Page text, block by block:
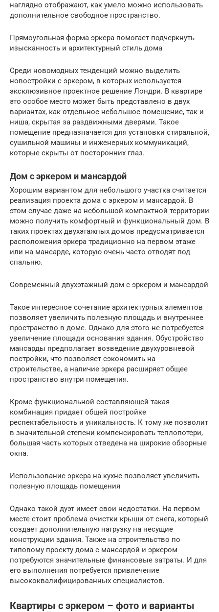
наглядно отображают, как умело можно использовать
дополнительное свободное пространство.
Прямоугольная форма эркера помогает подчеркнуть
изысканность и архитектурный стиль дома
Среди новомодных тенденций можно выделить
новостройки с эркером, в которых используется
эксклюзивное проектное решение Лондри. В квартире
это особое место может быть представлено в двух
вариантах, как отдельное небольшое помещение, так и
ниша, скрытая за раздвижными дверями. Такое
помещение предназначается для установки стиральной,
сушильной машины и инженерных коммуникаций,
которые скрыты от посторонних глаз.
Дом с эркером и мансардой
Хорошим вариантом для небольшого участка считается
реализация проекта дома с эркером и мансардой. В
этом случае даже на небольшой компактной территории
можно получить комфортный и функциональный дом. В
таких проектах двухэтажных домов предусматривается
расположения эркера традиционно на первом этаже
или на мансарде, которую очень часто отводят под
спальню.
Современный двухэтажный дом с эркером и мансардой
Такое интересное сочетание архитектурных элементов
позволяет увеличить полезную площадь и внутреннее
пространство в доме. Однако для этого не потребуется
увеличение площади основания здания. Обустройство
мансарды предполагает возведение двухуровневой
постройки, что позволяет сэкономить на
строительстве, а наличие эркера расширяет общее
пространство внутри помещения.
Кроме функциональной составляющей такая
комбинация придает общей постройке
респектабельность и уникальность. К тому же позволит
в значительной степени компенсировать теплопотери,
большая часть которых отведена на широкие обзорные
окна.
Использование эркера на кухне позволяет увеличить
полезную площадь помещения
Однако такой дуэт имеет свои недостатки. На первом
месте стоит проблема очистки крыши от снега, который
создает дополнительную нагрузку на несущие
конструкции здания. Также на строительство по
типовому проекту дома с мансардой и эркером
потребуются значительные финансовые затраты. И для
его выполнения потребуется привлечение
высококвалифицированных специалистов.
Квартиры с эркером – фото и варианты